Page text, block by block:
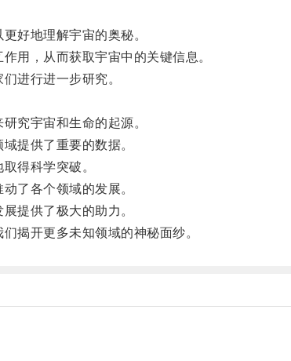
好地理解宇宙的奥秘。
，从而获取宇宙中的关键信息。
进行进一步研究。
究宇宙和生命的起源。
提供了重要的数据。
得科学突破。
了各个领域的发展。
提供了极大的助力。
揭开更多未知领域的神秘面纱。